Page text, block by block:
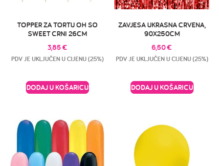
TOPPER ZA TORTU OH SO
SWEET CRNI 26CM
3,85 €
PDV JE UKLJUČEN U CIJENU (25%)
DODAJ U KOŠARICU
ZAVJESA UKRASNA CRVENA,
90X250CM
6,50€
PDV JE UKLJUČEN U CIJENU (25%)
DODAJ U KOŠARICU